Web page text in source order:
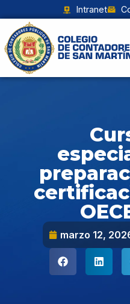
Intranet
marzo 12,